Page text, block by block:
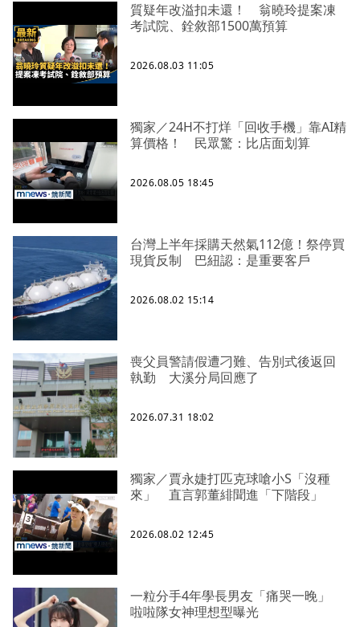
質疑年改溢扣未還！ 翁曉玲提案凍
考試院、銓敘部1500萬預算
2026.08.03 11:05
獨家／24H不打烊「回收手機」靠AI精
算價格！ 民眾驚：比店面划算
2026.08.05 18:45
台灣上半年採購天然氣112億！祭停買
現貨反制 巴紐認：是重要客戶
2026.08.02 15:14
喪父員警請假遭刁難、告別式後返回
執勤 大溪分局回應了
2026.07.31 18:02
獨家／賈永婕打匹克球嗆小S「沒種
來」 直言郭董緋聞進「下階段」
2026.08.02 12:45
一粒分手4年學長男友「痛哭一晚」
啦啦隊女神理想型曝光